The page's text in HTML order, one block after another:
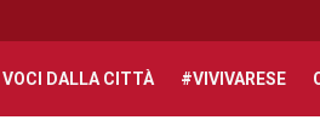
VOCI DALLA CITTÀ #VIVIVARESE